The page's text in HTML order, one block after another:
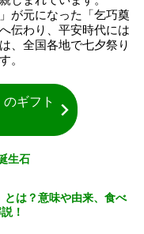
が元になった「乞巧奠
伝わり、平安時代には
、全国各地で七夕祭り
。
ギフト
生石
とは？意味や由来、食べ
！